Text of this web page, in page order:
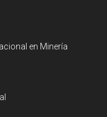
en Minería